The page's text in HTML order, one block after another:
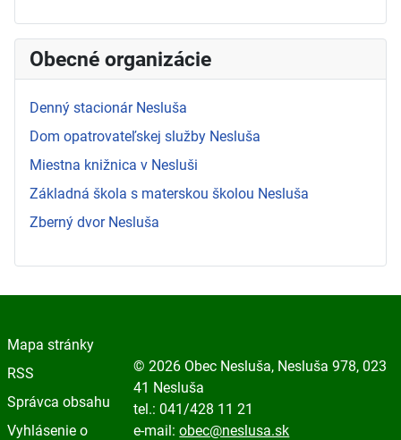
Obecné organizácie
Denný stacionár Nesluša
Dom opatrovateľskej služby Nesluša
Miestna knižnica v Nesluši
Základná škola s materskou školou Nesluša
Zberný dvor Nesluša
Mapa stránky
RSS
Správca obsahu
Vyhlásenie o
© 2026 Obec Nesluša, Nesluša 978, 023
41 Nesluša
tel.: 041/428 11 21
e-mail:obec@neslusa.sk